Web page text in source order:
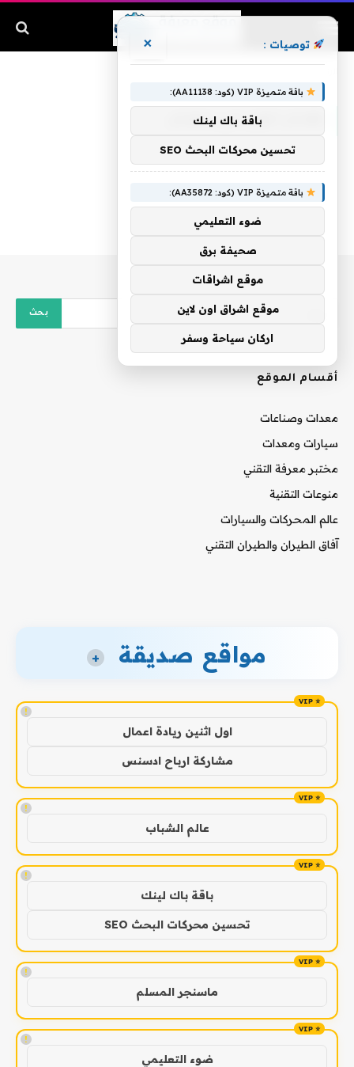
فقدان الوزن في رمضان
أقسام الموقع
معدات وصناعات
سيارات ومعدات
مختبر معرفة التقني
منوعات التقنية
عالم المحركات والسيارات
آفاق الطيران والطيران التقني
مواقع صديقة +
!
اول اثنين ريادة اعمال
مشاركة ارباح ادسنس
!
عالم الشباب
!
باقة باك لينك
تحسين محركات البحث SEO
!
ماسنجر المسلم
!
ضوء التعليمي
توصيات : ×
باقة متميزة VIP (كود: AA11138):
باقة باك لينك
تحسين محركات البحث SEO
باقة متميزة VIP (كود: AA35872):
ضوء التعليمي
صحيفة برق
موقع اشراقات
موقع اشراق اون لاين
اركان سياحة وسفر